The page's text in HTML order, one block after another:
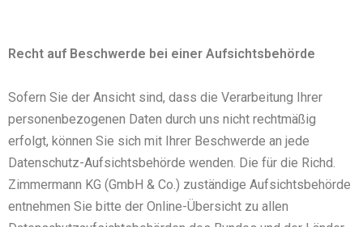
Recht auf Beschwerde bei einer Aufsichtsbehörde
Sofern Sie der Ansicht sind, dass die Verarbeitung Ihrer
personenbezogenen Daten durch uns nicht rechtmäßig
erfolgt, können Sie sich mit Ihrer Beschwerde an jede
Datenschutz-Aufsichtsbehörde wenden. Die für die Richd.
Zimmermann KG (GmbH & Co.) zuständige Aufsichtsbehörde
entnehmen Sie bitte der Online-Übersicht zu allen